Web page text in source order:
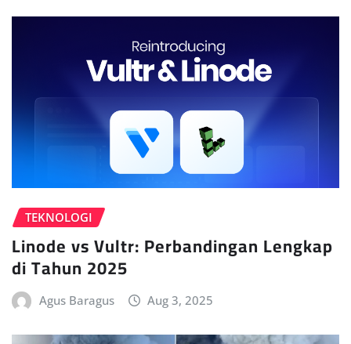
TEKNOLOGI
Linode vs Vultr: Perbandingan Lengkap
di Tahun 2025
Agus Baragus Aug 3, 2025